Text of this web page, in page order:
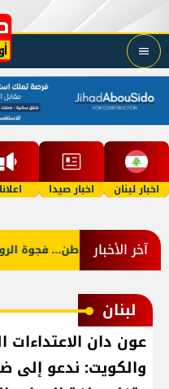
اخبار لبنان اخبار صيدا
آخر الأخبار
النائب والمواطن... فجوة
لبنان
عون دان الاعتداءات
والكويت: ندعو إلى